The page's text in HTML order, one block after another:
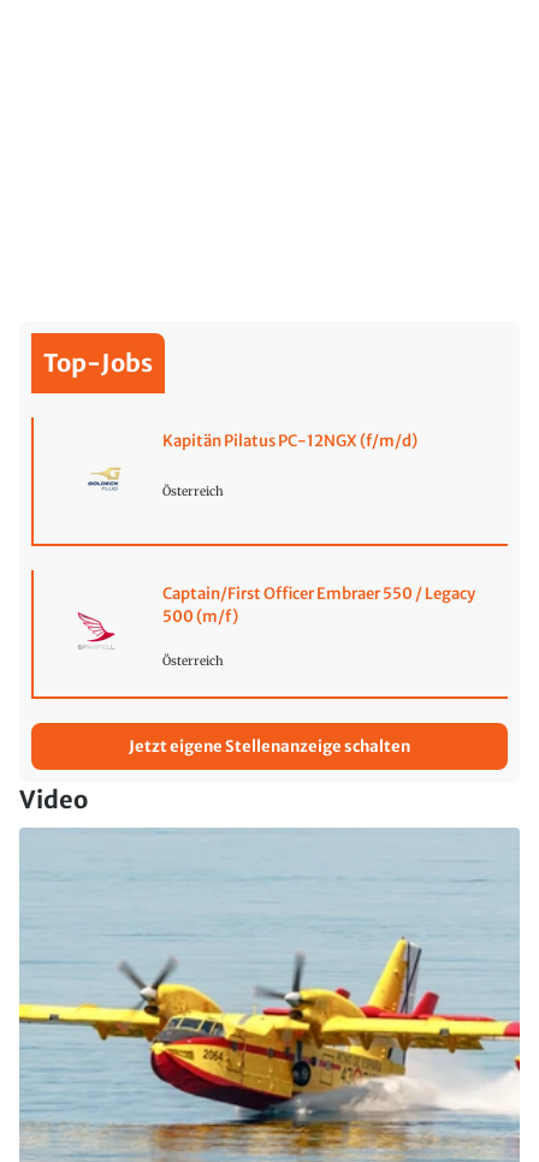
Top-Jobs
Kapitän Pilatus PC-12NGX (f/m/d)
Österreich
Captain/First Officer Embraer 550 / Legacy
500 (m/f)
Österreich
Jetzt eigene Stellenanzeige schalten
Video